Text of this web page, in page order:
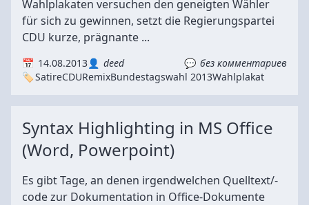
Wahlplakaten versuchen den geneigten Wähler
für sich zu gewinnen, setzt die Regierungspartei
CDU kurze, prägnante ...
14.08.2013 deed
без комментариев
SatireCDURemixBundestagswahl 2013Wahlplakat
Syntax Highlighting in MS Office
(Word, Powerpoint)
Es gibt Tage, an denen irgendwelchen Quelltext/-
code zur Dokumentation in Office-Dokumente